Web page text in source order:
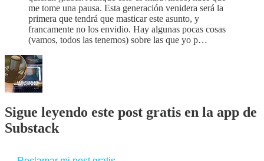
me tome una pausa. Esta generación venidera será la
primera que tendrá que masticar este asunto, y
francamente no los envidio. Hay algunas pocas cosas
(vamos, todos las tenemos) sobre las que yo p…
Sigue leyendo este post gratis en la app de
Substack